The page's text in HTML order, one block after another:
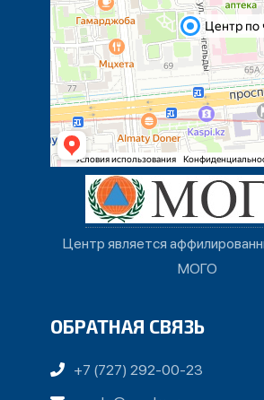
Центр является
МОГО
ОБРАТНАЯ СВЯЗЬ
+7 (727) 292-00-23